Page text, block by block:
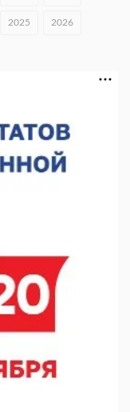
для соцконтракта
2025 2026